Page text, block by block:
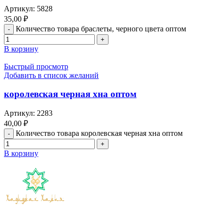
Артикул: 5828
35,00 ₽
Количество товара браслеты, черного цвета оптом
В корзину
Быстрый просмотр
Добавить в список желаний
королевская черная хна оптом
Артикул: 2283
40,00 ₽
Количество товара королевская черная хна оптом
В корзину